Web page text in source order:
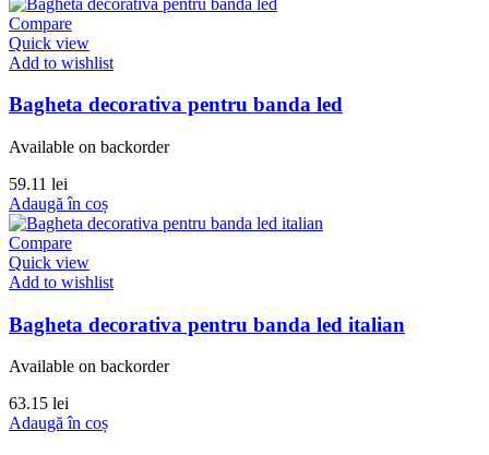
Compare
Quick view
Add to wishlist
Bagheta decorativa pentru banda led
Available on backorder
59.11 lei
Adaugă în coș
Compare
Quick view
Add to wishlist
Bagheta decorativa pentru banda led italian
Available on backorder
63.15 lei
Adaugă în coș